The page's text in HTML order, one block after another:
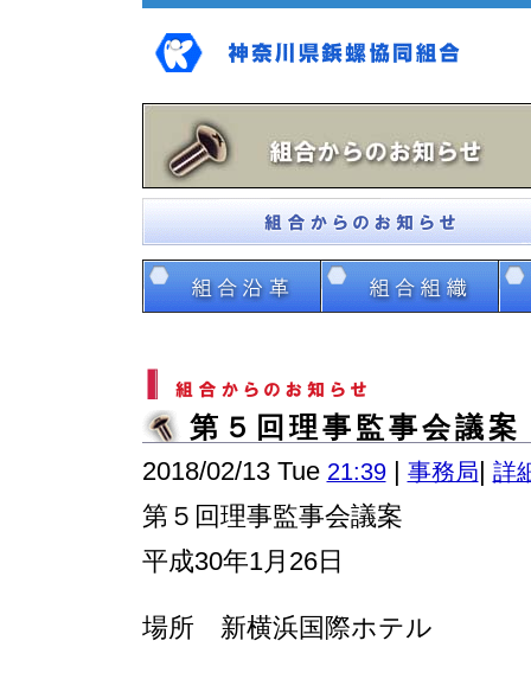
第５回理事監事会議案
2018/02/13 Tue 21:39| 事務局 詳
第５回理事監事会議案
平成30年1月26日
場所 新横浜国際ホテル